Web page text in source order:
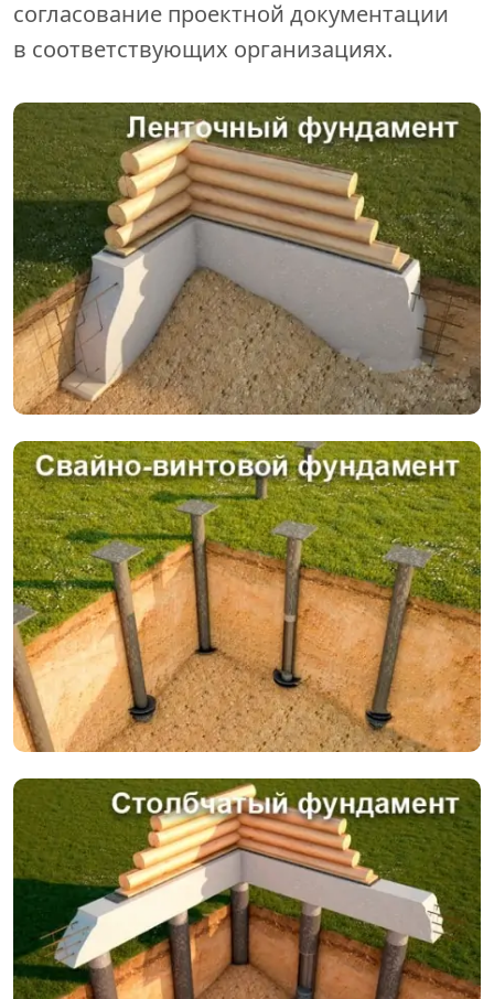
согласование проектной документации
в соответствующих организациях.